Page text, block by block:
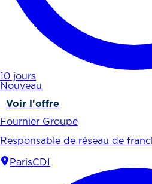
10 jours
Nouveau
Voir l'offre
Fournier Groupe
Responsable de réseau de
ParisCDI